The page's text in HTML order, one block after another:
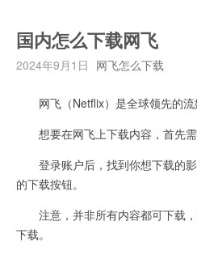
国内怎么下载网飞
2024年9月1日 网飞怎么下载
网飞（Netflix）是全球领先的流
想要在网飞上下载内容，首先需
登录账户后，找到你想下载的影
的下载按钮。
注意，并非所有内容都可下载，
下载。